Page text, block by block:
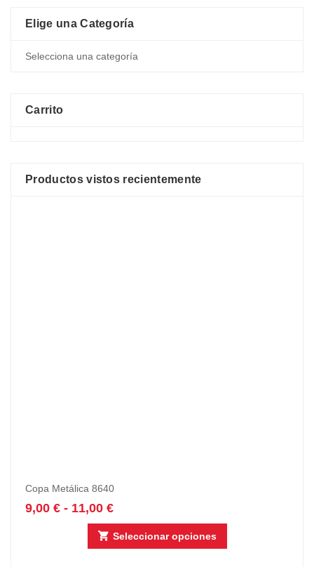
Elige una Categoría
Carrito
Productos vistos recientemente
Copa Metálica 8640
9,00 € - 11,00 €
Seleccionar opciones